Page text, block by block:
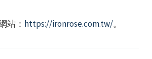
站： https://ironrose.com.tw/。